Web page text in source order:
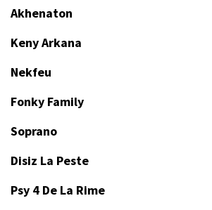
Akhenaton
Keny Arkana
Nekfeu
Fonky Family
Soprano
Disiz La Peste
Psy 4 De La Rime